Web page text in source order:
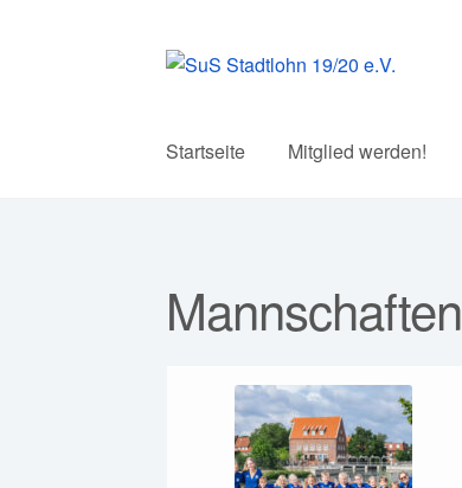
Zur
Zum
Startseite
Mitglied werden!
Mannschaften